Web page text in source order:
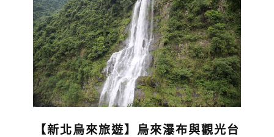
【新北烏來旅遊】烏來瀑布與觀光台